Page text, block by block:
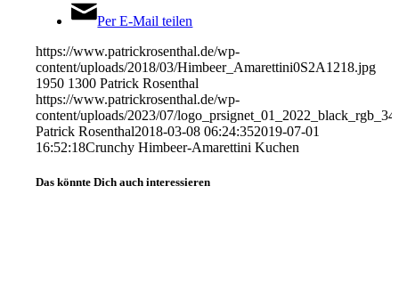
Per E-Mail teilen
https://www.patrickrosenthal.de/wp-
content/uploads/2018/03/Himbeer_Amarettini0S2A1218.jpg
1950 1300 Patrick Rosenthal
https://www.patrickrosenthal.de/wp-
content/uploads/2023/07/
Patrick Rosenthal2018-03-08 06:24:352019-07-01
16:52:18Crunchy Himbeer-Amarettini Kuchen
Das könnte Dich auch interessieren